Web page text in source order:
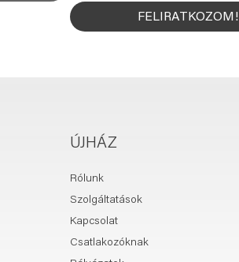
FELIRATKOZOM!
ÚJHÁZ
Rólunk
Szolgáltatások
Kapcsolat
Csatlakozóknak